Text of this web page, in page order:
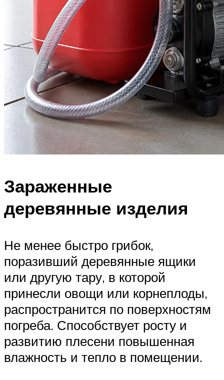
Зараженные
деревянные изделия
Не менее быстро грибок,
поразивший деревянные ящики
или другую тару, в которой
принесли овощи или корнеплоды,
распространится по поверхностям
погреба. Способствует росту и
развитию плесени повышенная
влажность и тепло в помещении.